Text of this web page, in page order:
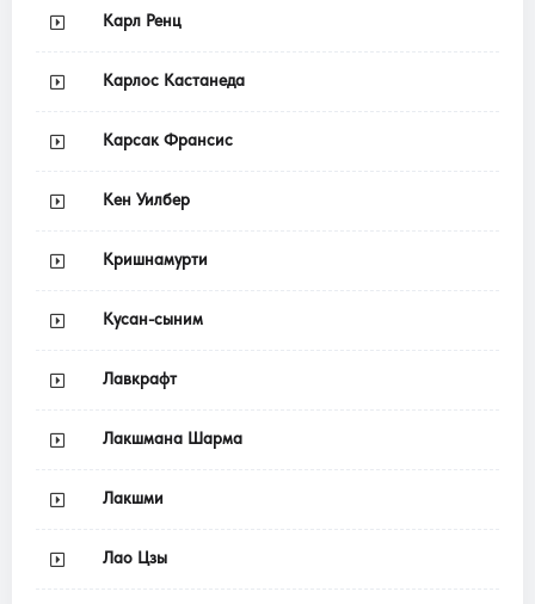
Карл Ренц
Карлос Кастанеда
Карсак Франсис
Кен Уилбер
Кришнамурти
Кусан-сыним
Лавкрафт
Лакшмана Шарма
Лакшми
Лао Цзы